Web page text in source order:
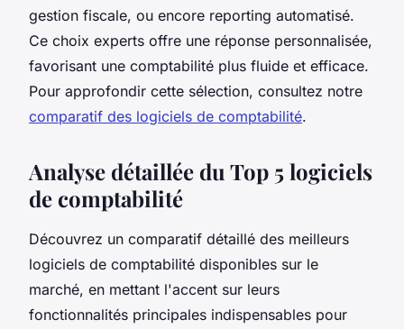
gestion fiscale, ou encore reporting automatisé.
Ce choix experts offre une réponse personnalisée,
favorisant une comptabilité plus fluide et efficace.
Pour approfondir cette sélection, consultez notre
comparatif des logiciels de comptabilité.
Analyse détaillée du Top 5 logiciels
de comptabilité
Découvrez un comparatif détaillé des meilleurs
logiciels de comptabilité disponibles sur le
marché, en mettant l'accent sur leurs
fonctionnalités principales indispensables pour